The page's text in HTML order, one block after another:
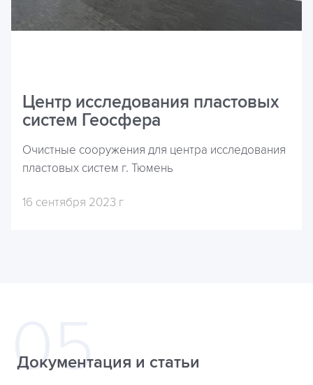
Центр исследования пластовых
систем Геосфера
Очистные сооружения для центра исследования
пластовых систем г. Тюмень
16 сентября 2023 г
Документация и статьи